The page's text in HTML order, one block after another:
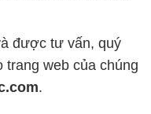
ĐẮC TRƯỜNG PHÁT